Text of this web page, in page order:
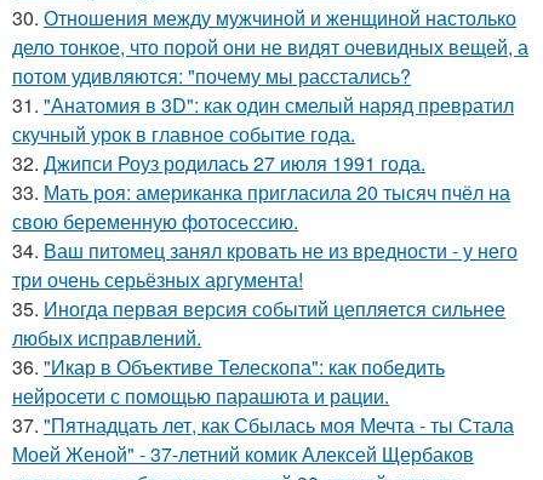
30. Отношения между мужчиной и женщиной настолько
дело тонкое, что порой они не видят очевидных вещей, а
потом удивляются: "почему мы расстались?
31. "Анатомия в 3D": как один смелый наряд превратил
скучный урок в главное событие года.
32. Джипси Роуз родилась 27 июля 1991 года.
33. Мать роя: американка пригласила 20 тысяч пчёл на
свою беременную фотосессию.
34. Ваш питомец занял кровать не из вредности - у него
три очень серьёзных аргумента!
35. Иногда первая версия событий цепляется сильнее
любых исправлений.
36. "Икар в Объективе Телескопа": как победить
нейросети с помощью парашюта и рации.
37. "Пятнадцать лет, как Сбылась моя Мечта - ты Стала
Моей Женой" - 37-летний комик Алексей Щербаков